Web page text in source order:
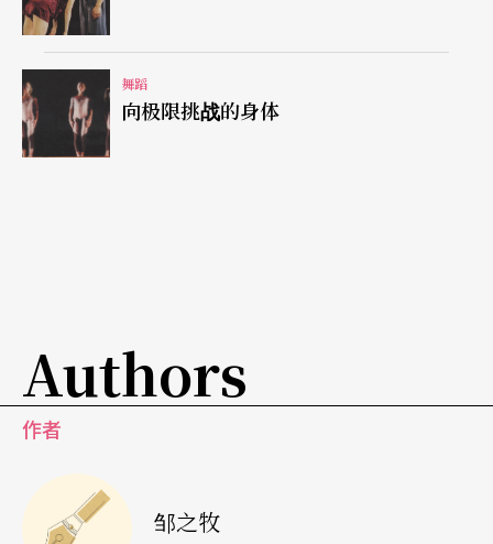
剧中一些细部的辅助装置的加入，也丰富了整体视
觉，活化了作品意义；像超现实派画家马格利特画
中男人装扮的演员手上的灯箱式皮箱，点出了卡夫
为了制造爆笑的趣味（如暗藏的线索一扯，把一个
作状「逆风而行」的人身上的衣帽都「吹」走
了！）。纳许在舞台上容纳的可能性和电影一样肆
意，如动作焦点的任意转换、昙花一现的转场人物
安排，甚或精确塑造的各段情境。
舞蹈
向极限挑战的身体
Authors
作者
邹之牧